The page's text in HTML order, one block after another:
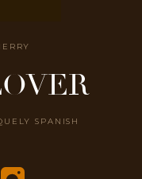
SPANISH